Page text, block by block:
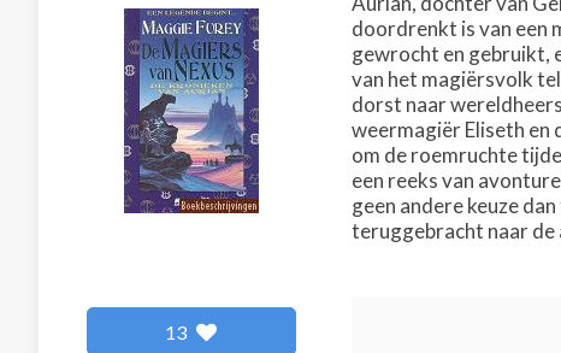
13
doordrenkt is van een
gewrocht en gebruikt,
van het magiërsvolk
dorst naar
weermagiër Eliseth en
om de roemruchte
een reeks van
geen andere keuze
teruggebracht naar de